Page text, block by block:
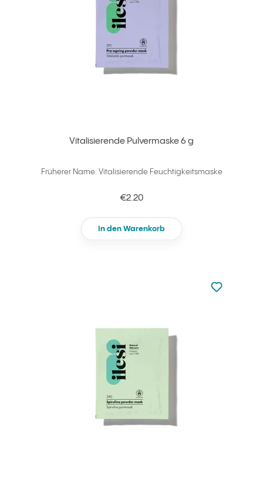
Vitalisierende Pulvermaske 6 g
Früherer Name: Vitalisierende Feuchtigkeitsmaske
€2.20
In den Warenkorb
zu den
zu Ihren